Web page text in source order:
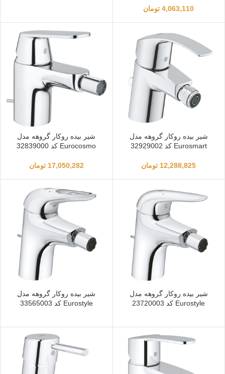
4,063,110 تومان
شیر بیده روکار گروهه مدل
Eurosmart کد 32929002
12,288,825 تومان
شیر بیده روکار گروهه مدل
Eurocosmo کد 32839000
17,050,282 تومان
شیر بیده روکار گروهه مدل
Eurostyle کد 23720003
شیر بیده روکار گروهه مدل
Eurostyle کد 33565003